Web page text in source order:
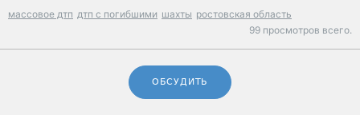
массовое дтп дтп с погибшими шахты ростовская область
99 просмотров всего.
ОБСУДИТЬ